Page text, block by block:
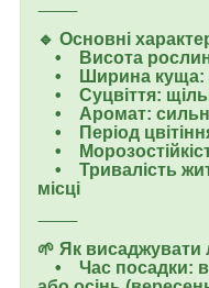
⸻
🔹 Основні
• Висота
• Ширина куща:
• Суцвіття:
• Аромат:
• Період
•
• Тривалість
місці
⸻
🌱 Як висаджувати
• Час посадки: